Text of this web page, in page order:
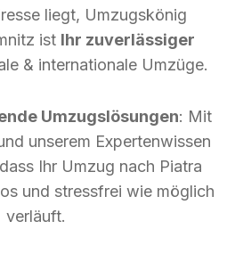
liegt, Umzugskönig
ist Ihr zuverlässiger
& internationale Umzüge.
Umzugslösungen: Mit
unserem Expertenwissen
Ihr Umzug nach Piatra
und stressfrei wie möglich
verläuft.